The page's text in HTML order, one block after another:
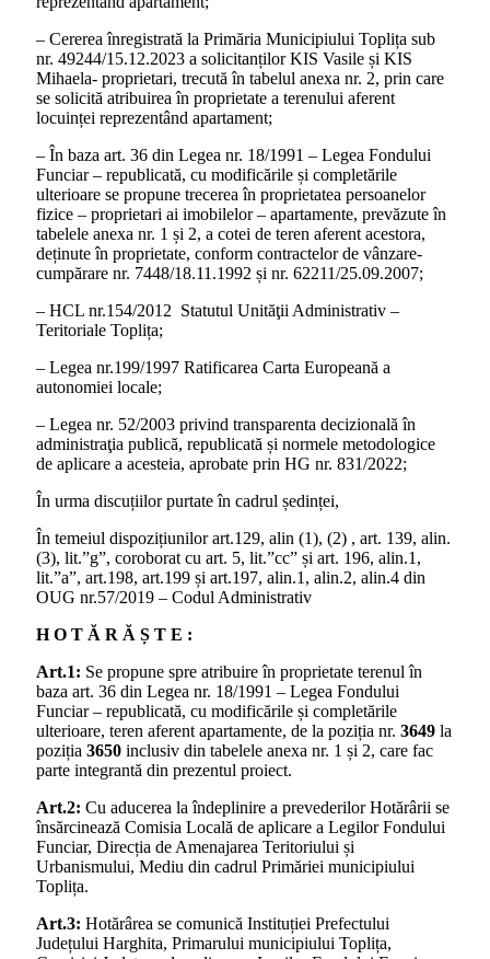
– Cererea înregistrată la Primăria Municipiului Toplița sub
nr. 49244/15.12.2023 a solicitanților KIS Vasile și KIS
Mihaela- proprietari, trecută în tabelul anexa nr. 2, prin care
se solicită atribuirea în proprietate a terenului aferent
locuinței reprezentând apartament;
– În baza art. 36 din Legea nr. 18/1991 – Legea Fondului
Funciar – republicată, cu modificările și completările
ulterioare se propune trecerea în proprietatea persoanelor
fizice – proprietari ai imobilelor – apartamente, prevăzute în
tabelele anexa nr. 1 și 2, a cotei de teren aferent acestora,
deținute în proprietate, conform contractelor de vânzare-
cumpărare nr. 7448/18.11.1992 și nr. 62211/25.09.2007;
– HCL nr.154/2012 Statutul Unităţii Administrativ –
Teritoriale Toplița;
– Legea nr.199/1997 Ratificarea Carta Europeană a
autonomiei locale;
– Legea nr. 52/2003 privind transparenta decizională în
administraţia publică, republicată și normele metodologice
de aplicare a acesteia, aprobate prin HG nr. 831/2022;
În urma discuțiilor purtate în cadrul ședinței,
În temeiul dispozițiunilor art.129, alin (1), (2) , art. 139, alin.
(3), lit.”g”, coroborat cu art. 5, lit.”cc” și art. 196, alin.1,
lit.”a”, art.198, art.199 și art.197, alin.1, alin.2, alin.4 din
OUG nr.57/2019 – Codul Administrativ
H O T Ă R Ă Ș T E :
Art.1: Se propune spre atribuire în proprietate terenul în
baza art. 36 din Legea nr. 18/1991 – Legea Fondului
Funciar – republicată, cu modificările și completările
ulterioare, teren aferent apartamente, de la poziția nr. 3649 la
poziția 3650 inclusiv din tabelele anexa nr. 1 și 2, care fac
parte integrantă din prezentul proiect.
Art.2: Cu aducerea la îndeplinire a prevederilor Hotărârii se
însărcinează Comisia Locală de aplicare a Legilor Fondului
Funciar, Direcția de Amenajarea Teritoriului și
Urbanismului, Mediu din cadrul Primăriei municipiului
Toplița.
Art.3: Hotărârea se comunică Instituției Prefectului
Județului Harghita, Primarului municipiului Toplița,